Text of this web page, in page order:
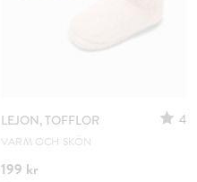
LEJON, TOFFLOR 4
VARM OCH SKÖN
199 kr